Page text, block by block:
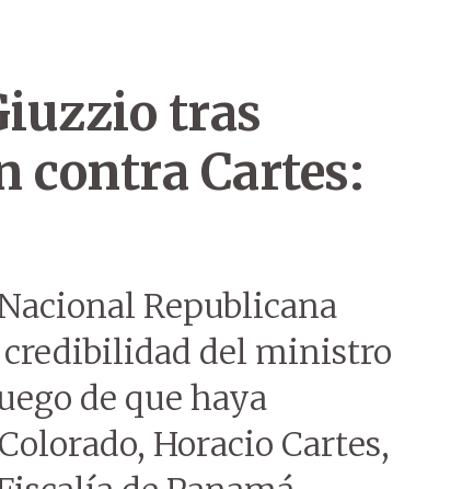
tras
contra Cartes:
Republicana
credibilidad del ministro
de que haya
Horacio Cartes,